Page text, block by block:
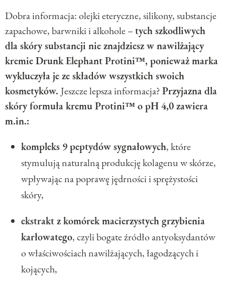
Dobra informacja: olejki eteryczne, silikony, substancje
zapachowe, barwniki i alkohole –tych szkodliwych
dla skóry substancji nie znajdziesz w nawilżający
kremie Drunk Elephant Protini™, ponieważ marka
wykluczyła je ze składów wszystkich swoich
kosmetyków. Jeszcze lepsza informacja?Przyjazna dla
skóry formuła kremu Protini™ o pH 4,0 zawiera
m.in.:
kompleks 9 peptydów sygnałowych, które
stymulują naturalną produkcję kolagenu w skórze,
wpływając na poprawę jędrności i sprężystości
skóry,
ekstrakt z komórek macierzystych grzybienia
karłowatego, czyli bogate źródło antyoksydantów
o właściwościach nawilżających, łagodzących i
kojących,